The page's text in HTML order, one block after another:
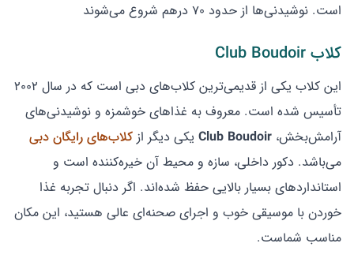
است. نوشیدنی‌ها از حدود ۷۰ درهم شروع می‌شوند
کلاب Club Boudoir
این کلاب یکی از قدیمی‌ترین کلاب‌های دبی است که در سال ۲۰۰۲
تأسیس شده است. معروف به غذاهای خوشمزه و نوشیدنی‌های
آرامش‌بخش، Club Boudoir یکی دیگر از کلاب‌های رایگان دبی
می‌باشد. دکور داخلی، سازه و محیط آن خیره‌کننده است و
استانداردهای بسیار بالایی حفظ شده‌اند. اگر دنبال تجربه غذا
خوردن با موسیقی خوب و اجرای صحنه‌ای عالی هستید، این مکان
مناسب شماست.